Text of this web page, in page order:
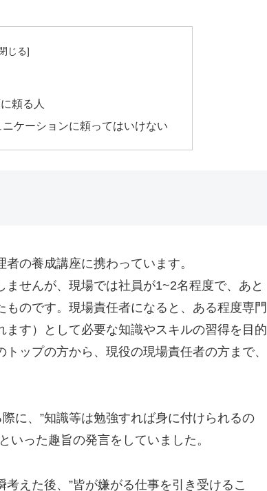
頼る人
ケーションに頼ってはいけない
の養成講座に携わっています。
せんが、現場では社員が1~2名程度で、あと
のです。現場責任者になると、ある程度専門
す）として必要な知識やスキルの習得を目的
ップの方から、現役の現場責任者の方まで、
に、”知識等は勉強すれば身に付けられるの
いった趣旨の発言をしていました。
えた後、”皆が嫌がる仕事を引き受けるこ